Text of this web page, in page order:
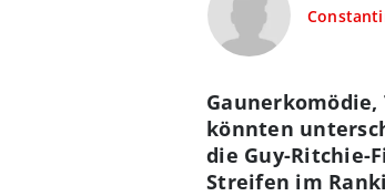
könnten
die Guy-Ritchie-
Streifen im